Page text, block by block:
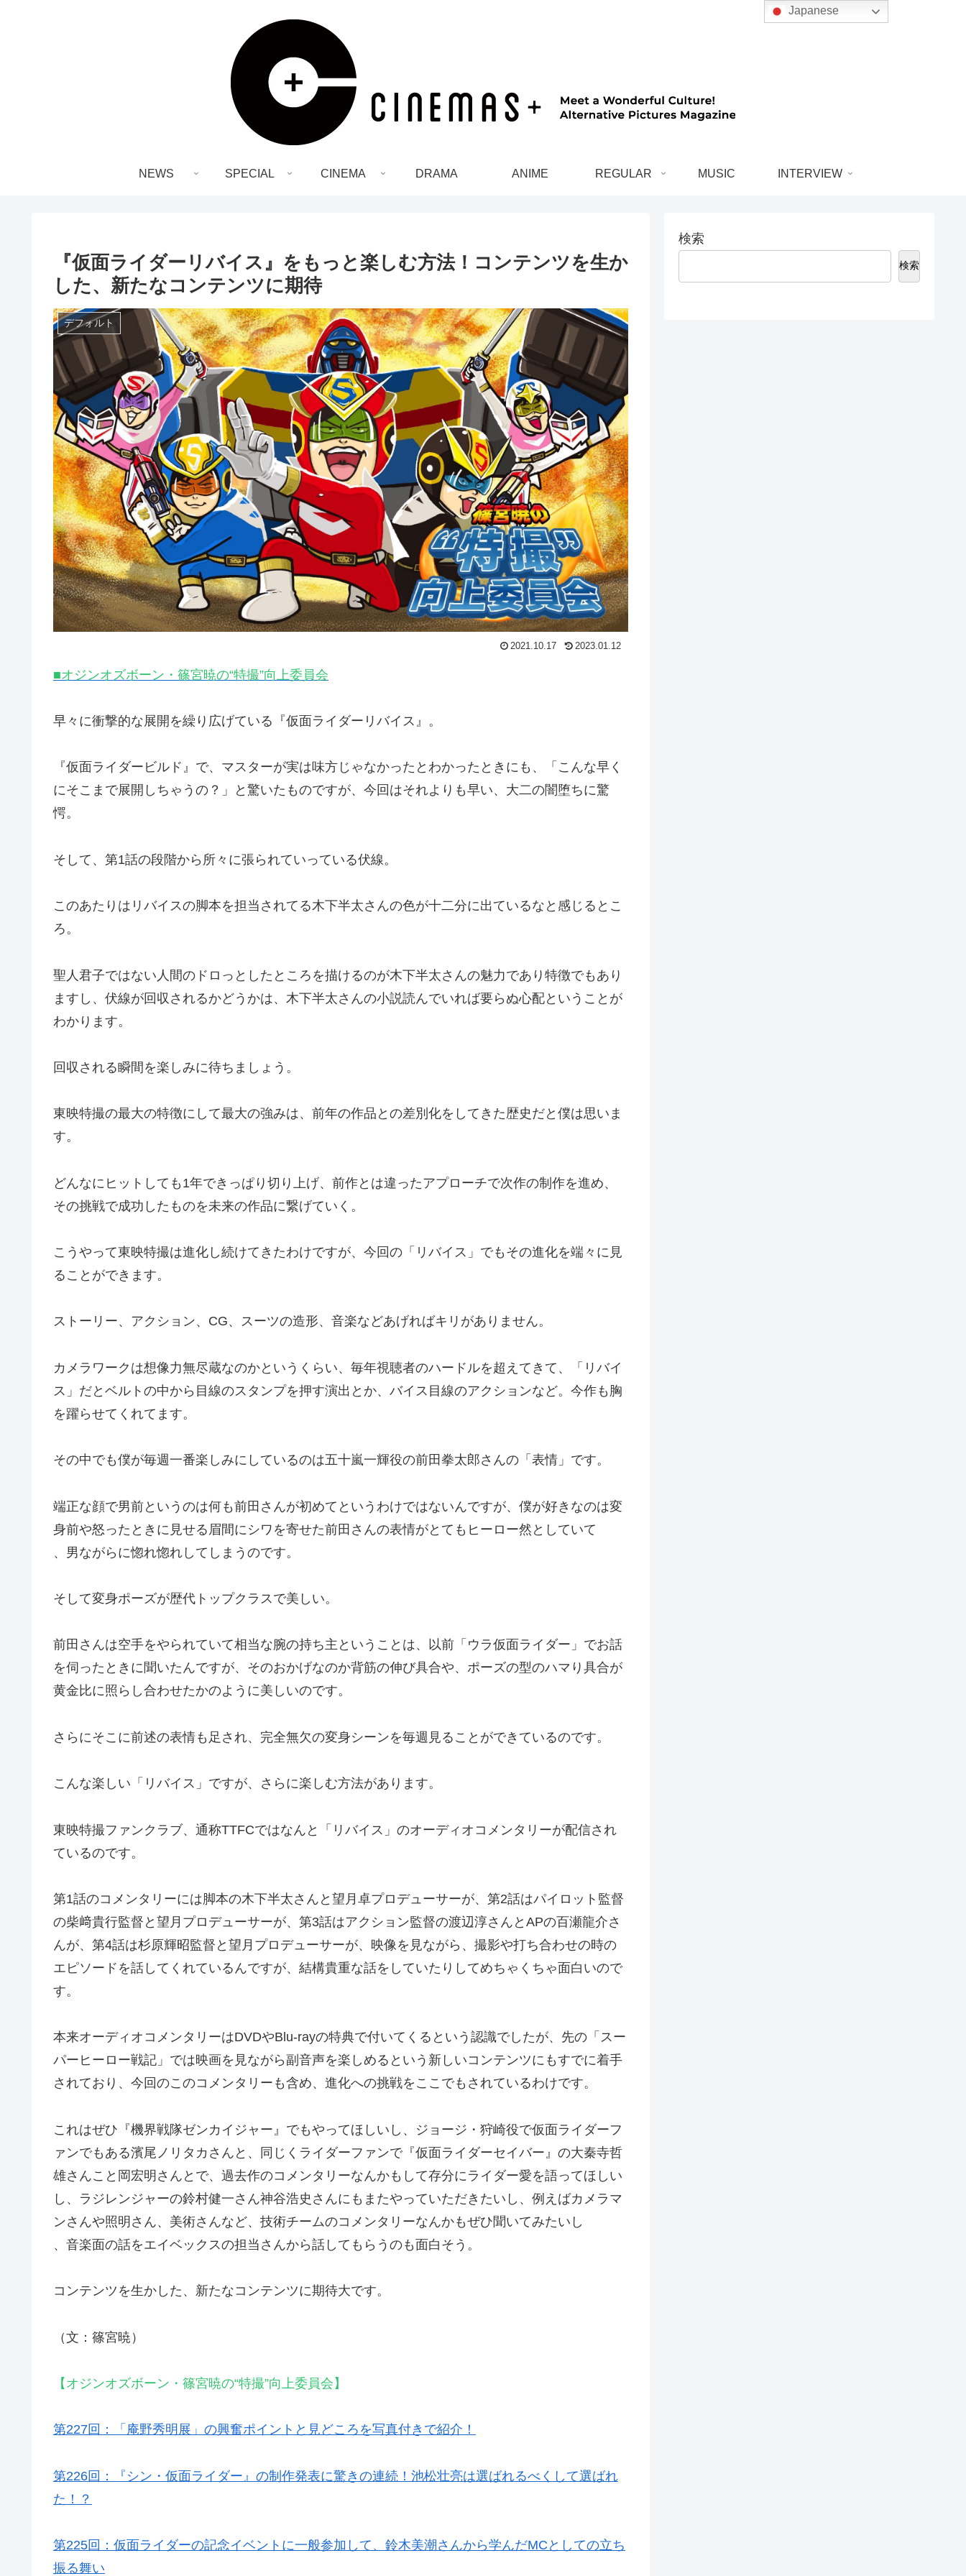
NEWS SPECIAL CINEMA DRAMA ANIME REGULAR MUSIC INTERVIEW
『仮面ライダーリバイス』をもっと楽しむ方法！コンテンツを生か
した、新たなコンテンツに期待
デフォルト
2021.10.17 2023.01.12
■オジンオズボーン・篠宮暁の“特撮”向上委員会
早々に衝撃的な展開を繰り広げている『仮面ライダーリバイス』。
『仮面ライダービルド』で、マスターが実は味方じゃなかったとわかったときにも、「こんな早く
にそこまで展開しちゃうの？」と驚いたものですが、今回はそれよりも早い、大二の闇堕ちに驚
愕。
そして、第1話の段階から所々に張られていっている伏線。
このあたりはリバイスの脚本を担当されてる木下半太さんの色が十二分に出ているなと感じるとこ
ろ。
聖人君子ではない人間のドロっとしたところを描けるのが木下半太さんの魅力であり特徴でもあり
ますし、伏線が回収されるかどうかは、木下半太さんの小説読んでいれば要らぬ心配ということが
わかります。
回収される瞬間を楽しみに待ちましょう。
東映特撮の最大の特徴にして最大の強みは、前年の作品との差別化をしてきた歴史だと僕は思いま
す。
どんなにヒットしても1年できっぱり切り上げ、前作とは違ったアプローチで次作の制作を進め、
その挑戦で成功したものを未来の作品に繋げていく。
こうやって東映特撮は進化し続けてきたわけですが、今回の「リバイス」でもその進化を端々に見
ることができます。
ストーリー、アクション、CG、スーツの造形、音楽などあげればキリがありません。
カメラワークは想像力無尽蔵なのかというくらい、毎年視聴者のハードルを超えてきて、「リバイ
ス」だとベルトの中から目線のスタンプを押す演出とか、バイス目線のアクションなど。今作も胸
を躍らせてくれてます。
その中でも僕が毎週一番楽しみにしているのは五十嵐一輝役の前田拳太郎さんの「表情」です。
端正な顔で男前というのは何も前田さんが初めてというわけではないんですが、僕が好きなのは変
身前や怒ったときに見せる眉間にシワを寄せた前田さんの表情がとてもヒーロー然としていて
、男ながらに惚れ惚れしてしまうのです。
そして変身ポーズが歴代トップクラスで美しい。
前田さんは空手をやられていて相当な腕の持ち主ということは、以前「ウラ仮面ライダー」でお話
を伺ったときに聞いたんですが、そのおかげなのか背筋の伸び具合や、ポーズの型のハマり具合が
黄金比に照らし合わせたかのように美しいのです。
さらにそこに前述の表情も足され、完全無欠の変身シーンを毎週見ることができているのです。
こんな楽しい「リバイス」ですが、さらに楽しむ方法があります。
東映特撮ファンクラブ、通称TTFCではなんと「リバイス」のオーディオコメンタリーが配信され
ているのです。
第1話のコメンタリーには脚本の木下半太さんと望月卓プロデューサーが、第2話はパイロット監督
の柴﨑貴行監督と望月プロデューサーが、第3話はアクション監督の渡辺淳さんとAPの百瀬龍介さ
んが、第4話は杉原輝昭監督と望月プロデューサーが、映像を見ながら、撮影や打ち合わせの時の
エピソードを話してくれているんですが、結構貴重な話をしていたりしてめちゃくちゃ面白いので
す。
本来オーディオコメンタリーはDVDやBlu-rayの特典で付いてくるという認識でしたが、先の「スー
パーヒーロー戦記」では映画を見ながら副音声を楽しめるという新しいコンテンツにもすでに着手
されており、今回のこのコメンタリーも含め、進化への挑戦をここでもされているわけです。
これはぜひ『機界戦隊ゼンカイジャー』でもやってほしいし、ジョージ・狩崎役で仮面ライダーフ
ァンでもある濱尾ノリタカさんと、同じくライダーファンで『仮面ライダーセイバー』の大秦寺哲
雄さんこと岡宏明さんとで、過去作のコメンタリーなんかもして存分にライダー愛を語ってほしい
し、ラジレンジャーの鈴村健一さん神谷浩史さんにもまたやっていただきたいし、例えばカメラマ
ンさんや照明さん、美術さんなど、技術チームのコメンタリーなんかもぜひ聞いてみたいし
、音楽面の話をエイベックスの担当さんから話してもらうのも面白そう。
コンテンツを生かした、新たなコンテンツに期待大です。
（文：篠宮暁）
【オジンオズボーン・篠宮暁の“特撮”向上委員会】
第227回：「庵野秀明展」の興奮ポイントと見どころを写真付きで紹介！
第226回：『シン・仮面ライダー』の制作発表に驚きの連続！池松壮亮は選ばれるべくして選ばれ
た！？
第225回：仮面ライダーの記念イベントに一般参加して、鈴木美潮さんから学んだMCとしての立ち
振る舞い
検索
検索
Japanese